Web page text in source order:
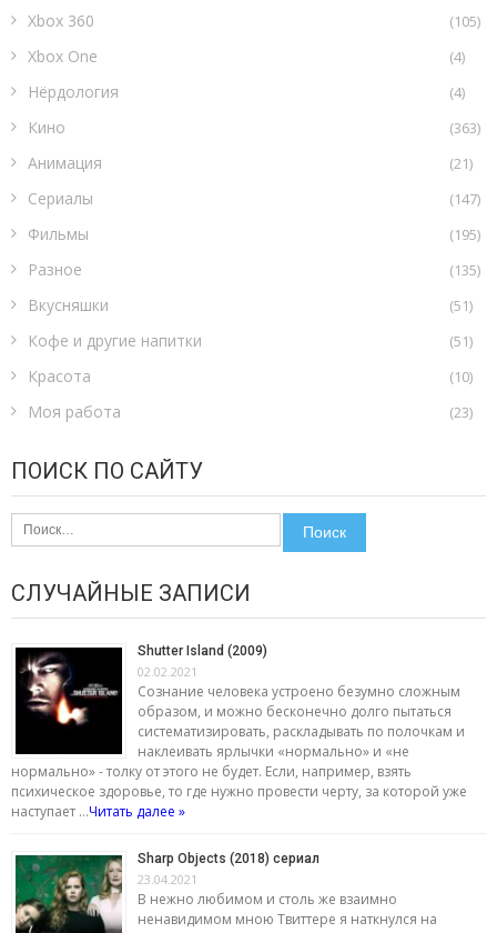
Xbox 360 (105)
Xbox One (4)
Нёрдология (4)
Кино (363)
Анимация (21)
Сериалы (147)
Фильмы (195)
Разное (135)
Вкусняшки (51)
Кофе и другие напитки (51)
Красота (10)
Моя работа (23)
ПОИСК ПО САЙТУ
Найти:
СЛУЧАЙНЫЕ ЗАПИСИ
Shutter Island (2009)
02.02.2021
Сознание человека устроено безумно сложным
образом, и можно бесконечно долго пытаться
систематизировать, раскладывать по полочкам и
наклеивать ярлычки «нормально» и «не
нормально» - толку от этого не будет. Если, например, взять
психическое здоровье, то где нужно провести черту, за которой уже
наступает …Читать далее »
Sharp Objects (2018) сериал
23.04.2021
В нежно любимом и столь же взаимно
ненавидимом мною Твиттере я наткнулся на